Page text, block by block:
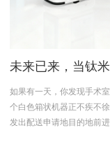
未来已来，当钛
如果有一天，你发现手术
个白色箱状机器正不疾不
发出配送申请地目的地前